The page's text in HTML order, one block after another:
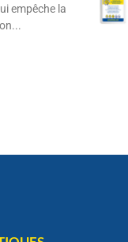
empêche la